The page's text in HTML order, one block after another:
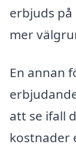
erbjuds
mer
En annan
att se ifall
kostnader